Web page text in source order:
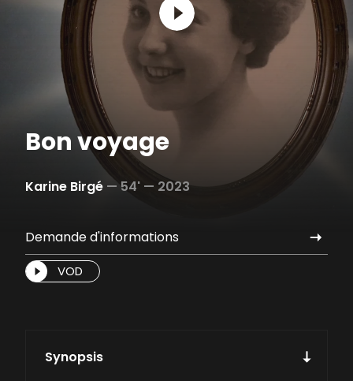
Bon voyage
Karine Birgé — 54' — 2023
Demande d'informations
VOD
Synopsis